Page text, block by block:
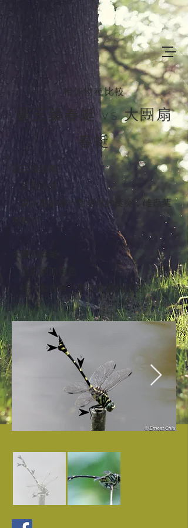
相似物種比較
霸王葉春蜓 vs 大團扇
春蜓
霸王葉春蜓
1. 足部全黑
2. 第八腹節有一對全黑的葉突，雌蟲葉
突較小
大團扇春蜓
1. 足部腿節黃色
2. 第八腹節有一對具黃斑的葉突